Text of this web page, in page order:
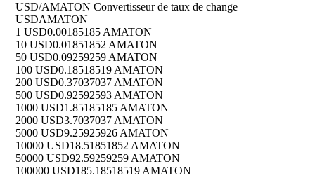
USD/AMATON Convertisseur de taux de change
USDAMATON
1 USD0.00185185 AMATON
10 USD0.01851852 AMATON
50 USD0.09259259 AMATON
100 USD0.18518519 AMATON
200 USD0.37037037 AMATON
500 USD0.92592593 AMATON
1000 USD1.85185185 AMATON
2000 USD3.7037037 AMATON
5000 USD9.25925926 AMATON
10000 USD18.51851852 AMATON
50000 USD92.59259259 AMATON
100000 USD185.18518519 AMATON